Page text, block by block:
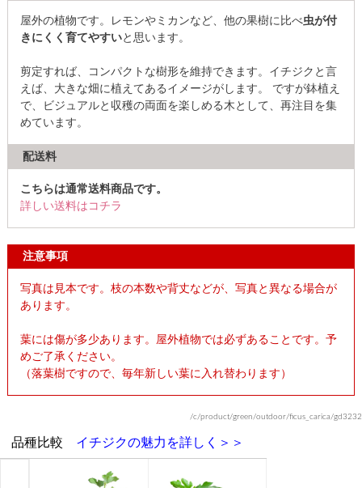
屋外の植物です。レモンやミカンなど、他の果樹に比べ虫が付
きにくく育てやすいと思います。
剪定すれば、コンパクトな樹形を維持できます。イチジクと言
えば、大きな畑に植えてあるイメージがします。 ですが鉢植え
で、ビジュアルと収穫の両面を楽しめる木として、再注目を集
めています。
配送料
こちらは通常送料商品です。
詳しい送料はコチラ
注意事項
写真は見本です。枝の本数や背丈などが、写真と異なる場合が
あります。
葉には傷が多少あります。屋外植物では必ずあることです。予
めご了承ください。
（落葉樹ですので、毎年新しい葉に入れ替わります）
/c/product/green/outdoor/ficus_carica/gd3232
品種比較 イチジクの魅力を詳しく＞＞